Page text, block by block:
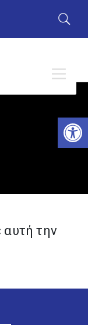
την